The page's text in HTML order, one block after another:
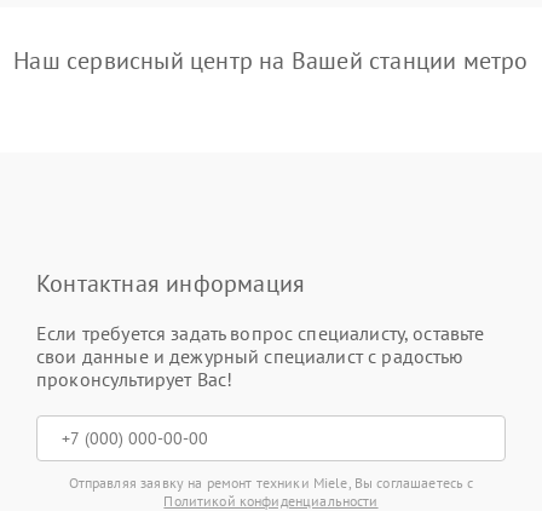
Наш сервисный центр на Вашей станции метро
Контактная информация
Если требуется задать вопрос специалисту, оставьте
свои данные и дежурный специалист с радостью
проконсультирует Вас!
Отправляя заявку на ремонт техники Miele, Вы соглашаетесь с
Политикой конфиденциальности